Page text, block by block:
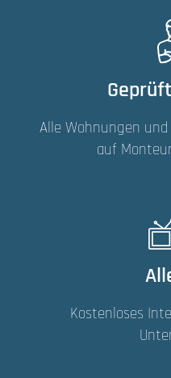
Alle Wohnungen
auf
Kostenloses